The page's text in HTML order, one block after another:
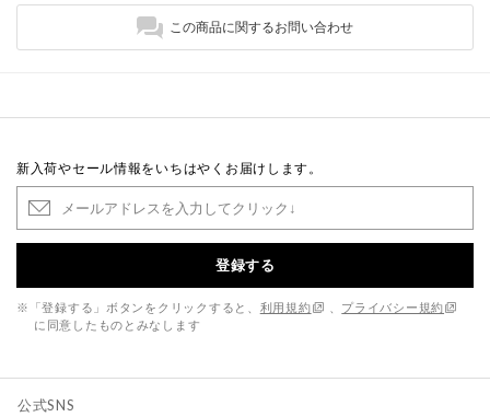
この商品に関するお問い合わせ
新入荷やセール情報をいちはやくお届けします。
登録する
※「登録する」ボタンをクリックすると、 利用規約
プライバシー規約
に同意したものとみなします
公式SNS